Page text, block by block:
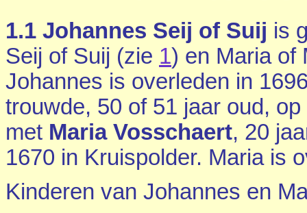
1.1 Johannes Seij of Suij is
Seij of Suij (zie 1) en Maria of
Johannes is overleden in
trouwde, 50 of 51 jaar oud,
met Maria Vosschaert, 20
1670 in Kruispolder. Maria is
Kinderen van Johannes en